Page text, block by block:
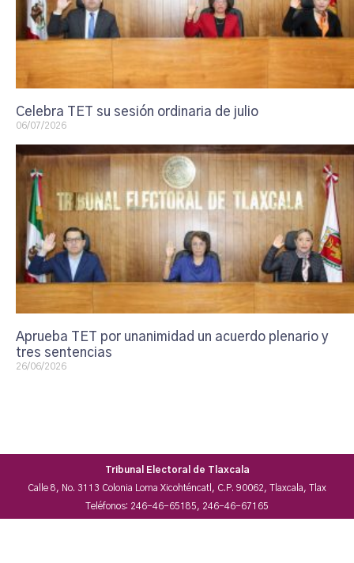
Celebra TET su sesión ordinaria de julio
06/07/2026
Aprueba TET por unanimidad un acuerdo plenario y
tres sentencias
26/06/2026
Tribunal Electoral de Tlaxcala
Calle 8, No. 3113 Colonia Loma Xicohténcatl, C.P. 90062, Tlaxcala, Tlax
Teléfonos: 246-46-65185, 246-46-67165